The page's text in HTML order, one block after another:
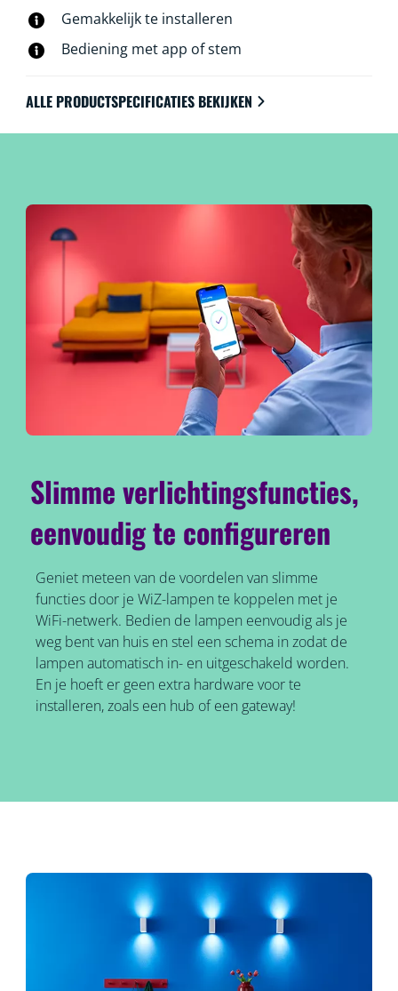
Gemakkelijk te installeren
Bediening met app of stem
ALLE PRODUCTSPECIFICATIES BEKIJKEN
Slimme verlichtingsfuncties,
eenvoudig te configureren
Geniet meteen van de voordelen van slimme
functies door je WiZ-lampen te koppelen met je
WiFi-netwerk. Bedien de lampen eenvoudig als je
weg bent van huis en stel een schema in zodat de
lampen automatisch in- en uitgeschakeld worden.
En je hoeft er geen extra hardware voor te
installeren, zoals een hub of een gateway!